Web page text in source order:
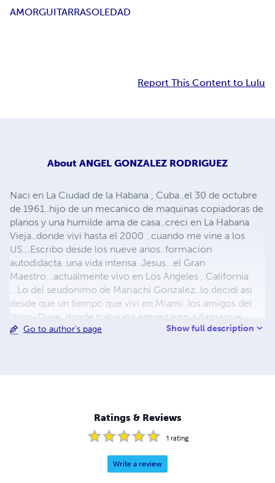
AMORGUITARRASOLEDAD
Report This Content to Lulu
About ANGEL GONZALEZ RODRIGUEZ
Naci en La Ciudad de la Habana , Cuba..el 30 de octubre
de 1961..hijo de un mecanico de maquinas copiadoras de
planos y una humilde ama de casa..creci en La Habana
Vieja..donde vivi hasta el 2000 ..cuando me vine a los
US...Escribo desde los nueve anos..formacion
autodidacta..una vida intensa..Jesus...el Gran
Maestro...actualmente vivo en Los Angeles , California
...Lo del seudonimo de Mariachi Gonzalez..lo decidi asi
desde que un tiempo que vivi en Miami..los amigos del
Winn-Dixie..donde trabajaba empezaron a llamarme
Mariachi..quizas por aquello de la movie..siempre vestido
single show de mis pinturas..
Go to author's page Show full description
Ratings & Reviews
1 rating
Write a review